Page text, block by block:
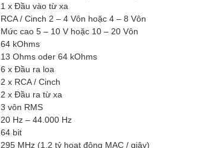
1 x Đầu vào từ xa
RCA / Cinch 2 – 4 Vôn hoặc 4 – 8 Vôn
Mức cao 5 – 10 V hoặc 10 – 20 Vôn
64 kOhms
13 Ohms oder 64 kOhms
6 x Đầu ra loa
2 x RCA / Cinch
2 x Đầu ra từ xa
3 vôn RMS
20 Hz – 44.000 Hz
64 bit
295 MHz (1,2 tỷ hoạt động MAC / giây)